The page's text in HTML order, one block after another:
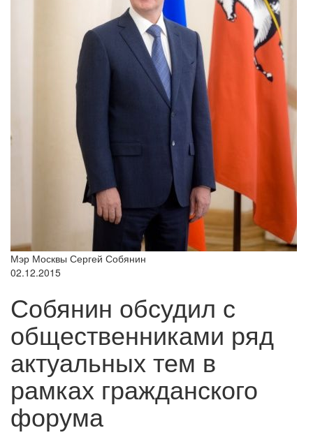
Мэр Москвы Сергей Собянин
02.12.2015
Собянин обсудил с
общественниками ряд
актуальных тем в
рамках гражданского
форума